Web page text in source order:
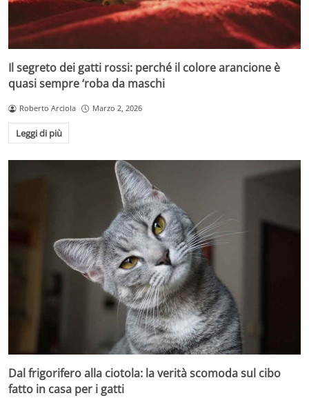
Il segreto dei gatti rossi: perché il colore arancione è
quasi sempre ‘roba da maschi
Roberto Arciola Marzo 2, 2026
Leggi di più
Dal frigorifero alla ciotola: la verità scomoda sul cibo
fatto in casa per i gatti